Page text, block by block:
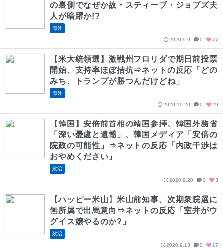
の裏側でなぜか故・スティーブ・ジョブズ夫
人が暗躍か!?
海外
2020.9.9 0 77
【米大統領選】激戦州フロリダで期日前投票
開始、支持率ほぼ拮抗⇒ネットの反応「どの
みち、トランプが勝つんだけどね」
海外
2020.10.20 0 29
【韓国】安倍前首相の靖国参拝、韓国外務省
「深い憂慮と遺憾」、韓国メディア「安倍の
院政の可能性」⇒ネットの反応「内政干渉は
おやめください」
政治
2020.9.20 0 3
【ハッピー米山】米山前知事、次期衆院選に
無所属で出馬意向⇒ネットの反応「室井がウ
グイス嬢やるのか?」
政治
2020.9.13 0 17